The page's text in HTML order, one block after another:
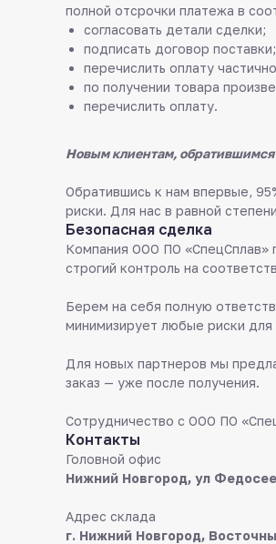
полной отсрочки платежа в
согласовать детали сделки;
подписать договор поставки;
перечислить оплату
по получении товара
перечислить оплату.
Новым клиентам,
Обратившись к нам впервые,
риски. Для нас в равной
Безопасная сделка
Компания ООО ПО «СпецСплав»
строгий контроль на
Берем на себя полную
минимизирует любые риски для
Для новых партнеров мы
заказ — уже после получения.
Сотрудничество с ООО ПО
Контакты
Головной офис
Нижний Новгород, ул
Адрес склада
г. Нижний Новгород,